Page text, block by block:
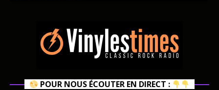
POUR NOUS ÉCOUTER EN DIRECT :